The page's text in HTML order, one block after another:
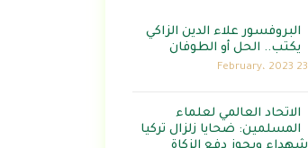
البروفسور علاء الدين الزاكي
يكتب.. الحل أو الطوفان
23 February، 2023
الاتحاد العالمي لعلماء
المسلمين: ضحايا زلزال تركيا